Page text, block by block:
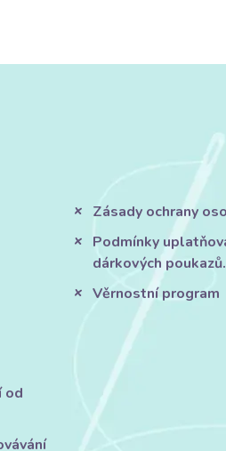
od
Zásady ochrany
Podmínky
dárkových poukazů.
Věrnostní program